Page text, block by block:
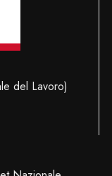
del Lavoro)